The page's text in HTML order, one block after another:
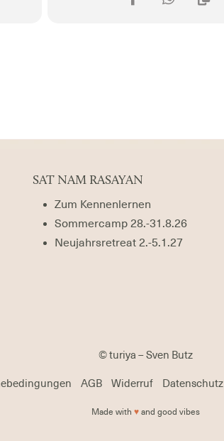
SAT NAM RASAYAN
Zum Kennenlernen
Sommercamp 28.-31.8.26
Neujahrsretreat 2.-5.1.27
© turiya – Sven Butz
AGB Widerruf Datenschutz
Made with ♥ and good vibes